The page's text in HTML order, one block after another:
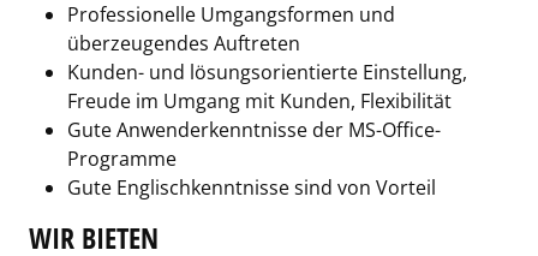
Professionelle Umgangsformen und
überzeugendes Auftreten
Kunden- und lösungsorientierte Einstellung,
Freude im Umgang mit Kunden, Flexibilität
Gute Anwenderkenntnisse der MS-Office-
Programme
Gute Englischkenntnisse sind von Vorteil
WIR BIETEN